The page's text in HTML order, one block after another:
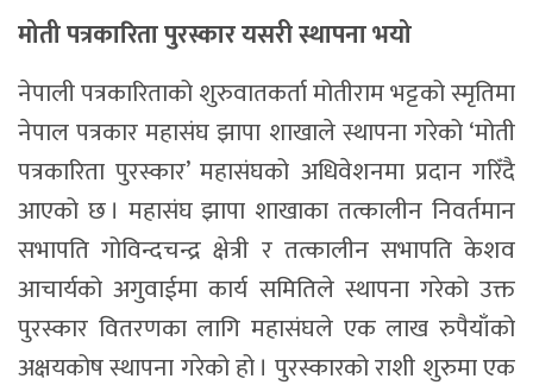
मोती पत्रकारिता पुरस्कार यसरी स्थापना भयो
नेपाली पत्रकारिताको शुरुवातकर्ता मोतीराम भट्टको स्मृतिमा
नेपाल पत्रकार महासंघ झापा शाखाले स्थापना गरेको ‘मोती
पत्रकारिता पुरस्कार’ महासंघको अधिवेशनमा प्रदान गरिँदै
आएको छ । महासंघ झापा शाखाका तत्कालीन निवर्तमान
सभापति गोविन्दचन्द्र क्षेत्री र तत्कालीन सभापति केशव
आचार्यको अगुवाईमा कार्य समितिले स्थापना गरेको उक्त
पुरस्कार वितरणका लागि महासंघले एक लाख रुपैयाँको
अक्षयकोष स्थापना गरेको हो । पुरस्कारको राशी शुरुमा एक